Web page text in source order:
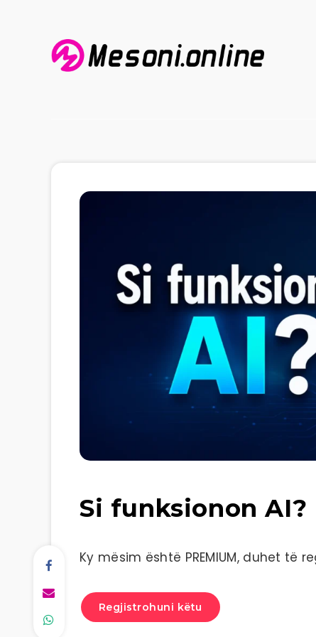
Si funksionon AI?
Ky mësim është PREMIUM, duhet të
Regjistrohuni këtu